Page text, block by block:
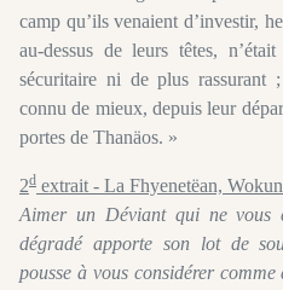
camp qu’ils venaient d’investir,
au-dessus de leurs têtes,
sécuritaire ni de plus rassurant
connu de mieux, depuis leur
portes de Thanäos. »
2d extrait - La Fhyenetëan,
Aimer un Déviant qui ne vous
dégradé apporte son lot de
pousse à vous considérer